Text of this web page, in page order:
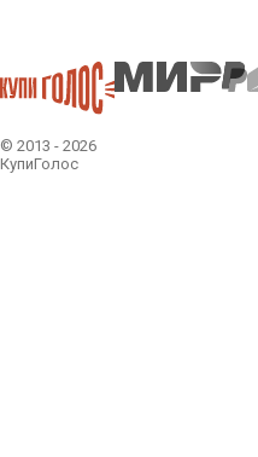
© 2013 - 2026
КупиГолос